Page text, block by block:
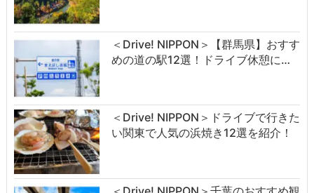
＜Drive! NIPPON＞【群馬県】おすす
めの道の駅12選！ドライブ休憩に…
＜Drive! NIPPON＞ドライブで行きた
い関東で人気の浜焼き12選を紹介！